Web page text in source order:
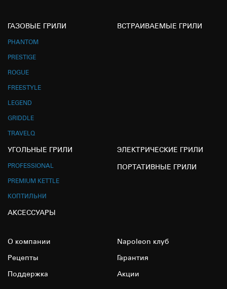
ГАЗОВЫЕ ГРИЛИ
PHANTOM
PRESTIGE
ROGUE
FREESTYLE
LEGEND
GRIDDLE
TRAVELQ
ВСТРАИВАЕМЫЕ ГРИЛИ
УГОЛЬНЫЕ ГРИЛИ
PROFESSIONAL
PREMIUM KETTLE
КОПТИЛЬНИ
ЭЛЕКТРИЧЕСКИЕ ГРИЛИ
ПОРТАТИВНЫЕ ГРИЛИ
АКСЕССУАРЫ
О компании Napoleon клуб
Рецепты Гарантия
Поддержка Акции